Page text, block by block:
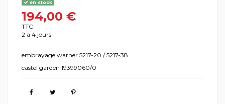
en stock
194,00 €
TTC
2 à 4 jours
embrayage warner 5217-20 / 5217-38
castel garden 19399060/0